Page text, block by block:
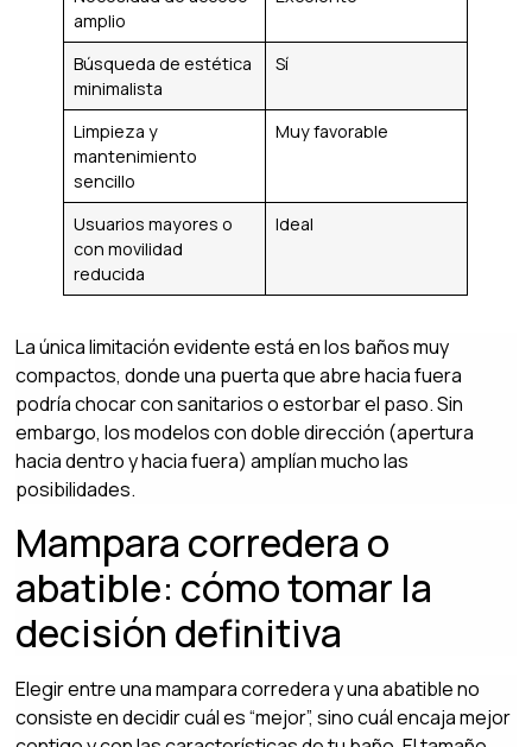
amplio
Búsqueda de estética
minimalista
Sí
Limpieza y
mantenimiento
sencillo
Muy favorable
Usuarios mayores o
con movilidad
reducida
Ideal
La única limitación evidente está en los baños muy
compactos, donde una puerta que abre hacia fuera
podría chocar con sanitarios o estorbar el paso. Sin
embargo, los modelos con doble dirección (apertura
hacia dentro y hacia fuera) amplían mucho las
posibilidades.
Mampara corredera o
abatible: cómo tomar la
decisión definitiva
Elegir entre una mampara corredera y una abatible no
consiste en decidir cuál es “mejor”, sino cuál encaja mejor